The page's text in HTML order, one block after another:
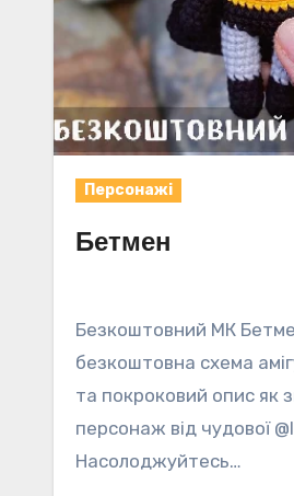
Персонажі
Бетмен
Безкоштовний МК Бетмен гачком –
безкоштовна схема
та покроковий опис як
персонаж від чудової
Насолоджуйтесь…